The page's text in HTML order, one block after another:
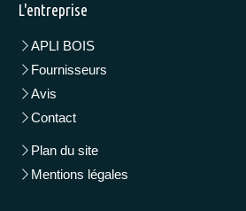
L'entreprise
APLI BOIS
Fournisseurs
Avis
Contact
Plan du site
Mentions légales